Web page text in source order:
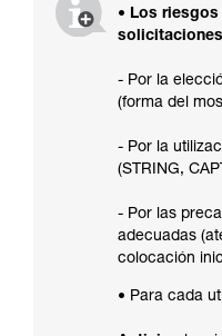
• Los
- Por la
(forma del
- Por la
(STRING,
- Por las
adecuadas
colocación
• Para cada